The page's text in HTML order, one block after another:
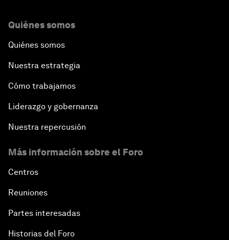
Quiénes somos
Quiénes somos
Nuestra estrategia
Cómo trabajamos
Liderazgo y gobernanza
Nuestra repercusión
Más información sobre el Foro
Centros
Reuniones
Partes interesadas
Historias del Foro